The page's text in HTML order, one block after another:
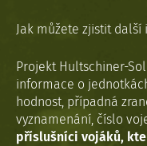
Jak můžete zjistit
Projekt Hultschiner-
informace o
hodnost, případná
vyznamenání, číslo
příslušníci vojáků,